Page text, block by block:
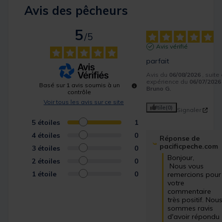
Avis des pêcheurs
5
/5
Basé sur 1 avis soumis à un
contrôle
Voir tous les avis sur ce site
5 étoiles
1
4 étoiles
0
3 étoiles
0
2 étoiles
0
1 étoile 0
Avis vérifié
parfait
Avis du 06/08/2026 , suite
expérience du 06/07/2026
Bruno G.
Utile(0) Signaler
Réponse de
pacificpeche.com
Bonjour,
remercions pour
votre
commentaire
très positif.
sommes ravis
d'avoir répondu